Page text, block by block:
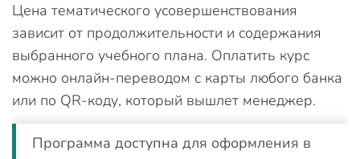
Цена тематического усовершенствования
зависит от продолжительности и содержания
выбранного учебного плана. Оплатить курс
можно онлайн-переводом с карты любого банка
или по QR-коду, который вышлет менеджер.
Программа доступна для оформления в